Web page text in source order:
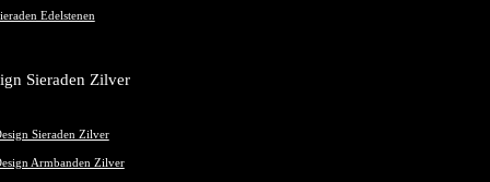
Edelstenen
Sieraden Zilver
Sieraden Zilver
Armbanden Zilver